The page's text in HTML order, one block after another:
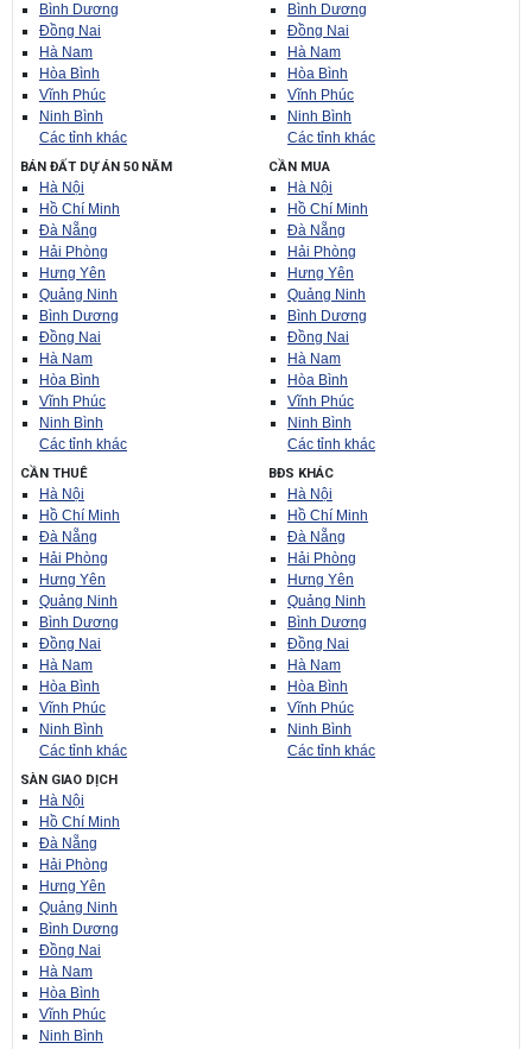
Bình Dương
Đồng Nai
Hà Nam
Hòa Bình
Vĩnh Phúc
Ninh Bình
Các tỉnh khác
Bình Dương
Đồng Nai
Hà Nam
Hòa Bình
Vĩnh Phúc
Ninh Bình
Các tỉnh khác
BÁN ĐẤT DỰ ÁN 50 NĂM
Hà Nội
Hồ Chí Minh
Đà Nẵng
Hải Phòng
Hưng Yên
Quảng Ninh
Bình Dương
Đồng Nai
Hà Nam
Hòa Bình
Vĩnh Phúc
Ninh Bình
Các tỉnh khác
CẦN MUA
Hà Nội
Hồ Chí Minh
Đà Nẵng
Hải Phòng
Hưng Yên
Quảng Ninh
Bình Dương
Đồng Nai
Hà Nam
Hòa Bình
Vĩnh Phúc
Ninh Bình
Các tỉnh khác
CẦN THUÊ
Hà Nội
Hồ Chí Minh
Đà Nẵng
Hải Phòng
Hưng Yên
Quảng Ninh
Bình Dương
Đồng Nai
Hà Nam
Hòa Bình
Vĩnh Phúc
Ninh Bình
Các tỉnh khác
BĐS KHÁC
Hà Nội
Hồ Chí Minh
Đà Nẵng
Hải Phòng
Hưng Yên
Quảng Ninh
Bình Dương
Đồng Nai
Hà Nam
Hòa Bình
Vĩnh Phúc
Ninh Bình
Các tỉnh khác
SÀN GIAO DỊCH
Hà Nội
Hồ Chí Minh
Đà Nẵng
Hải Phòng
Hưng Yên
Quảng Ninh
Bình Dương
Đồng Nai
Hà Nam
Hòa Bình
Vĩnh Phúc
Ninh Bình